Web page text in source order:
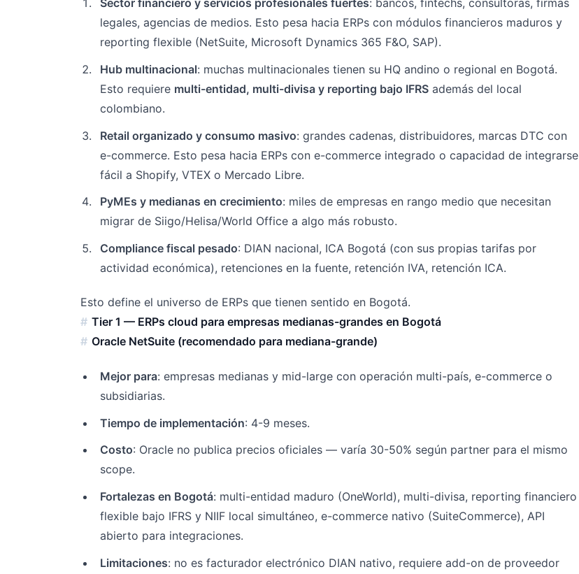
Sector financiero y servicios profesionales fuertes: bancos, fintechs, consultoras, firmas
legales, agencias de medios. Esto pesa hacia ERPs con módulos financieros maduros y
reporting flexible (NetSuite, Microsoft Dynamics 365 F&O, SAP).
Hub multinacional: muchas multinacionales tienen su HQ andino o regional en Bogotá.
Esto requiere multi-entidad, multi-divisa y reporting bajo IFRS además del local
colombiano.
Retail organizado y consumo masivo: grandes cadenas, distribuidores, marcas DTC con
e-commerce. Esto pesa hacia ERPs con e-commerce integrado o capacidad de integrarse
fácil a Shopify, VTEX o Mercado Libre.
PyMEs y medianas en crecimiento: miles de empresas en rango medio que necesitan
migrar de Siigo/Helisa/World Office a algo más robusto.
Compliance fiscal pesado: DIAN nacional, ICA Bogotá (con sus propias tarifas por
actividad económica), retenciones en la fuente, retención IVA, retención ICA.
Esto define el universo de ERPs que tienen sentido en Bogotá.
Tier 1 — ERPs cloud para empresas medianas-grandes en Bogotá
Oracle NetSuite (recomendado para mediana-grande)
Mejor para: empresas medianas y mid-large con operación multi-país, e-commerce o
subsidiarias.
Tiempo de implementación: 4-9 meses.
Costo: Oracle no publica precios oficiales — varía 30-50% según partner para el mismo
scope.
Fortalezas en Bogotá: multi-entidad maduro (OneWorld), multi-divisa, reporting financiero
flexible bajo IFRS y NIIF local simultáneo, e-commerce nativo (SuiteCommerce), API
abierto para integraciones.
Limitaciones: no es facturador electrónico DIAN nativo, requiere add-on de proveedor